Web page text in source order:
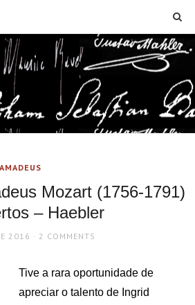
Mozart (1756-1791)
– Haebler
2016 2 COMMENTS
Tive a rara oportunidade de
apreciar o talento de Ingrid